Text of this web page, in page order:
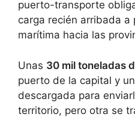
puerto-transporte
carga recién arribada
marítima hacia las
Unas 30 mil toneladas
puerto de la capital y
descargada para
territorio, pero otra se